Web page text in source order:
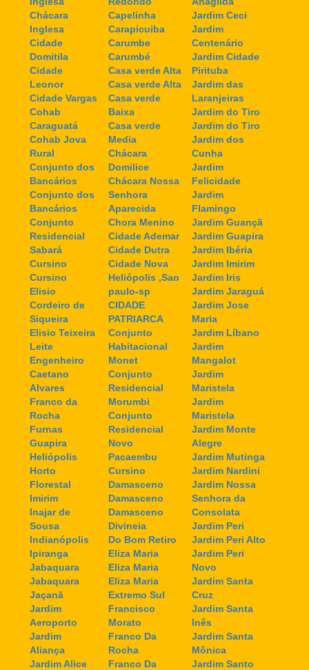
Chácara
Inglesa
Cidade
Domitila
Cidade
Leonor
Cidade Vargas
Cohab
Caraguatá
Cohab Jova
Rural
Conjunto dos
Bancários
Conjunto dos
Bancários
Conjunto
Residencial
Sabará
Cursino
Cursino
Elisio
Cordeiro de
Siqueira
Elisio Teixeira
Leite
Engenheiro
Caetano
Alvares
Franco da
Rocha
Furnas
Guapira
Heliópolis
Horto
Florestal
Imirim
Inajar de
Sousa
Indianópolis
Ipiranga
Jabaquara
Jabaquara
Jaçanã
Jardim
Aeroporto
Jardim
Aliança
Jardim Alice
Capelinha
Carapicuiba
Carumbe
Carumbé
Casa verde Alta
Casa verde Alta
Casa verde
Baixa
Casa verde
Media
Chácara
Domilice
Chácara Nossa
Senhora
Aparecida
Chora Menino
Cidade Ademar
Cidade Dutra
Cidade Nova
Heliópolis ,Sao
paulo-sp
CIDADE
PATRIARCA
Conjunto
Habitacional
Monet
Conjunto
Residencial
Morumbi
Conjunto
Residencial
Novo
Pacaembu
Cursino
Damasceno
Damasceno
Damasceno
Divineia
Do Bom Retiro
Eliza Maria
Eliza Maria
Eliza Maria
Extremo Sul
Francisco
Morato
Franco Da
Rocha
Franco Da
Jardim Ceci
Jardim
Centenário
Jardim Cidade
Pirituba
Jardim das
Laranjeiras
Jardim do Tiro
Jardim do Tiro
Jardim dos
Cunha
Jardim
Felicidade
Jardim
Flamingo
Jardim Guançã
Jardim Guapira
Jardim Ibéria
Jardim Imirim
Jardim Iris
Jardim Jaraguá
Jardim Jose
Maria
Jardim Líbano
Jardim
Mangalot
Jardim
Maristela
Jardim
Maristela
Jardim Monte
Alegre
Jardim Mutinga
Jardim Nardini
Jardim Nossa
Senhora da
Consolata
Jardim Peri
Jardim Peri Alto
Jardim Peri
Novo
Jardim Santa
Cruz
Jardim Santa
Inês
Jardim Santa
Mônica
Jardim Santo